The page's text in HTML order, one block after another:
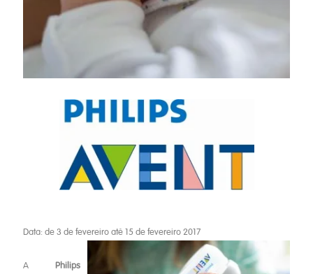
Data: de 3 de fevereiro até 15 de fevereiro 2017
A Philips